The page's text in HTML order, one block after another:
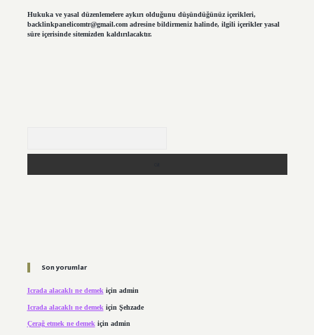
Hukuka ve yasal düzenlemelere aykırı olduğunu düşündüğünüz içerikleri,
backlinkpanelicomtr@gmail.comadresine bildirmeniz halinde, ilgili içerikler yasal
süre içerisinde sitemizden kaldırılacaktır.
Son yorumlar
Icrada alacaklı ne demek için admin
Icrada alacaklı ne demek için Şehzade
Çerağ etmek ne demekiçin admin